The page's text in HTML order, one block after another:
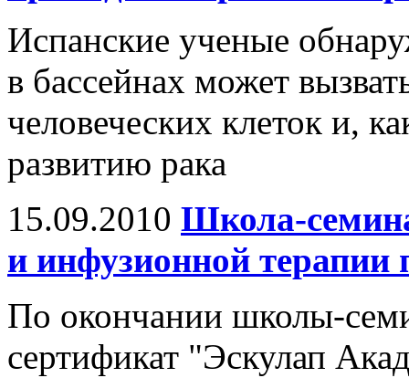
Испанские ученые
в бассейнах может
человеческих клеток и,
развитию рака
15.09.2010 Школа-
и инфузионной терапии
По окончании школы-
сертификат "Эскулап